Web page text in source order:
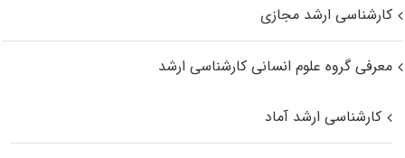
کارشناسی ارشد مجازی
معرفی گروه علوم انسانی کارشناسی ارشد
کارشناسی ارشد آماد